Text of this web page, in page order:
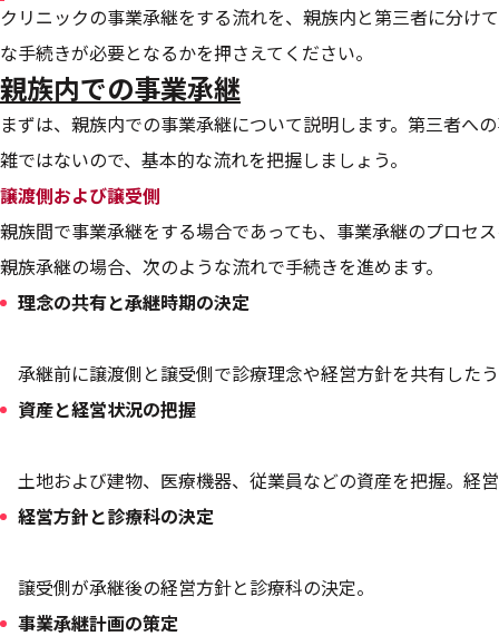
クリニックの事業承継をする流れを、親族内と第三者に分け
な手続きが必要となるかを押さえてください。
親族内での事業承継
まずは、親族内での事業承継について説明します。第三者へ
雑ではないので、基本的な流れを把握しましょう。
譲渡側および譲受側
親族間で事業承継をする場合であっても、事業承継のプロセ
親族承継の場合、次のような流れで手続きを進めます。
理念の共有と承継時期の決定
承継前に譲渡側と譲受側で診療理念や経営方針を共有した
資産と経営状況の把握
土地および建物、医療機器、従業員などの資産を把握。経
経営方針と診療科の決定
譲受側が承継後の経営方針と診療科の決定。
事業承継計画の策定